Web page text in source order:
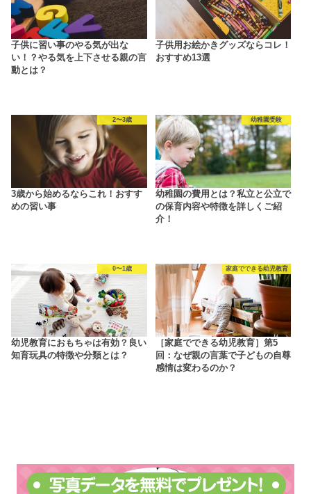
子供に習い事のやる気が出な
い！？やる気を上下させる親の言
動とは？
子供用お絵かきグッズならコレ！
おすすめ13選
2〜3歳
3歳から始めるならこれ！おすす
めの習い事
幼稚園受験
幼稚園の費用とは？私立と公立で
の保育内容や特徴を詳しくご紹
介！
0〜1歳
幼児教育におもちゃは有効？良い
知育玩具の特徴や分類とは？
家庭でできる幼児教育
［家庭でできる幼児教育］第5
回：なぜ親の言葉で子どもの自尊
感情は変わるのか？